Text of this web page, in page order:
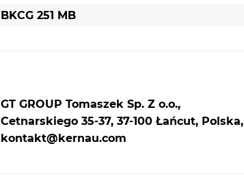
BKCG 251 MB
GT GROUP Tomaszek Sp. Z o.o.,
Cetnarskiego 35-37, 37-100 Łańcut, Polska,
kontakt@kernau.com